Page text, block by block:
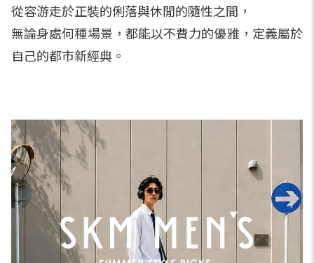
從容游走於正裝的俐落與休閒的隨性之間，
無論身處何種場景，都能以不費力的優雅，定義屬於
自己的都市新經典。